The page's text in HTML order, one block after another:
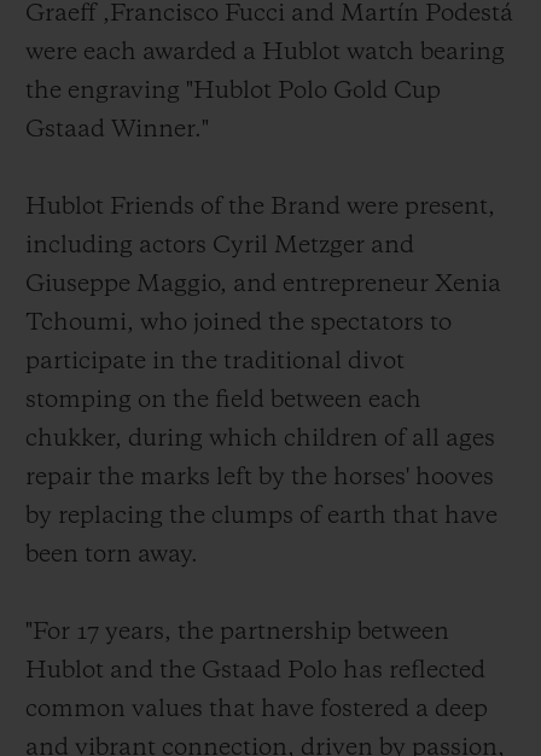
Graeff ,Francisco Fucci and Martín Podestá
were each awarded a Hublot watch bearing
the engraving "Hublot Polo Gold Cup
Gstaad Winner."
Hublot Friends of the Brand were present,
including actors Cyril Metzger and
Giuseppe Maggio, and entrepreneur Xenia
Tchoumi, who joined the spectators to
participate in the traditional divot
stomping on the field between each
chukker, during which children of all ages
repair the marks left by the horses' hooves
by replacing the clumps of earth that have
been torn away.
"For 17 years, the partnership between
Hublot and the Gstaad Polo has reflected
common values that have fostered a deep
and vibrant connection, driven by passion,